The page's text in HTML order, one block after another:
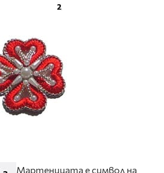
Мартеницата е символ на